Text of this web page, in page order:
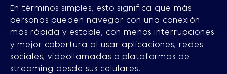
En términos simples, esto significa que más
personas pueden navegar con una conexión
más rápida y estable, con menos interrupciones
y mejor cobertura al usar aplicaciones, redes
sociales, videollamadas o plataformas de
streaming desde sus celulares.